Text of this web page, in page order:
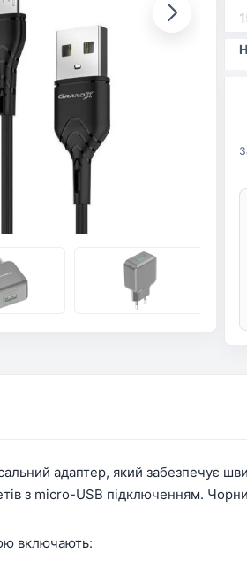
адаптер, який забезпечує
з micro-USB підключенням.
включають: